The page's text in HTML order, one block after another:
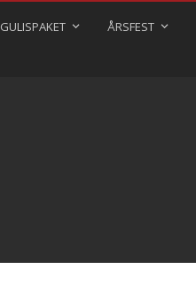
GULISPAKET ÅRSFEST